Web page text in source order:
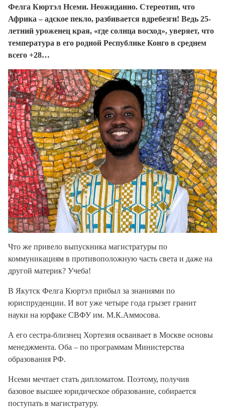
Фелга Кюртэл Нсеми. Неожиданно. Стереотип, что
Африка – адское пекло, разбивается вдребезги! Ведь 25-
летний уроженец края, «где солнца восход», уверяет, что
температура в его родной Республике Конго в среднем
всего +28…
Что же привело выпускника магистратуры по
коммуникациям в противоположную часть света и даже на
другой материк? Учеба!
В Якутск Фелга Кюртэл прибыл за знаниями по
юриспруденции. И вот уже четыре года грызет гранит
науки на юрфаке СВФУ им. М.К.Аммосова.
А его сестра-близнец Хортезия осваивает в Москве основы
менеджмента. Оба – по программам Министерства
образования РФ.
Нсеми мечтает стать дипломатом. Поэтому, получив
базовое высшее юридическое образование, собирается
поступать в магистратуру.